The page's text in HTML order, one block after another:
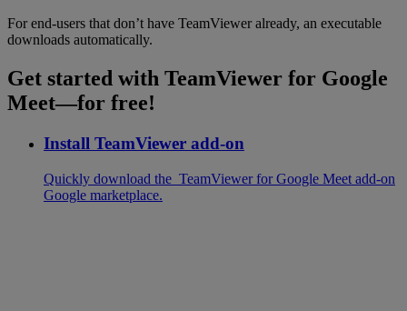
For end-users that don’t have TeamViewer already, an executable
downloads automatically.
Get started with TeamViewer for Google
Meet—for free!
Install TeamViewer add-on
Quickly download the TeamViewer for Google Meet add-on
Google marketplace.